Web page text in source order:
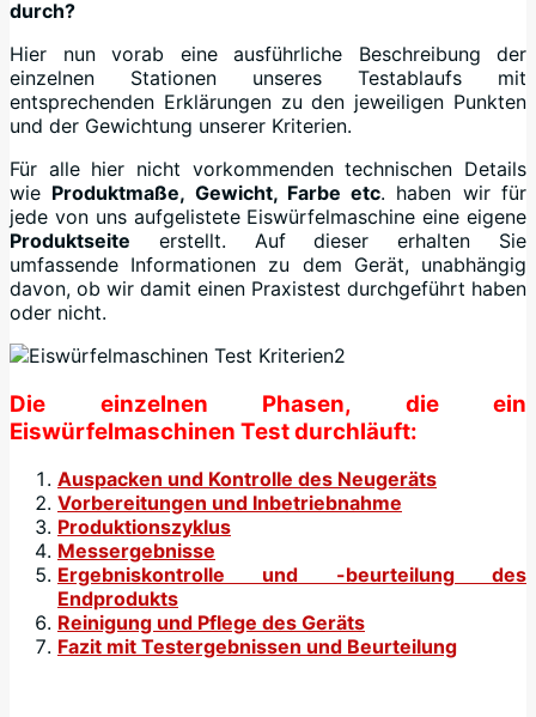
durch?
Hier nun vorab eine ausführliche Beschreibung der
einzelnen Stationen unseres Testablaufs mit
entsprechenden Erklärungen zu den jeweiligen Punkten
und der Gewichtung unserer Kriterien.
Für alle hier nicht vorkommenden technischen Details
wie Produktmaße, Gewicht, Farbe etc. haben wir für
jede von uns aufgelistete Eiswürfelmaschine eine eigene
Produktseite erstellt. Auf dieser erhalten Sie
umfassende Informationen zu dem Gerät, unabhängig
davon, ob wir damit einen Praxistest durchgeführt haben
oder nicht.
Die einzelnen Phasen, die ein
Eiswürfelmaschinen Test durchläuft:
Auspacken und Kontrolle des Neugeräts
Vorbereitungen und Inbetriebnahme
Produktionszyklus
Messergebnisse
Ergebniskontrolle und -beurteilung des
Endprodukts
Reinigung und Pflege des Geräts
Fazit mit Testergebnissen und Beurteilung